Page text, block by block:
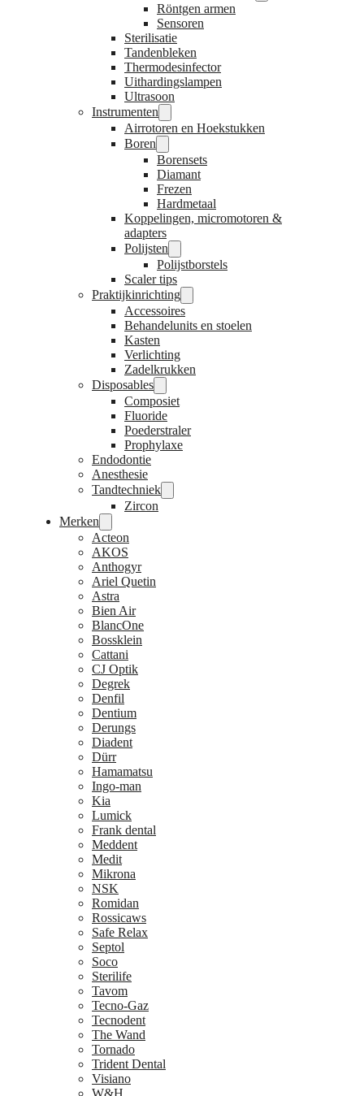
Röntgen armen
Sensoren
Sterilisatie
Tandenbleken
Thermodesinfector
Uithardingslampen
Ultrasoon
Instrumenten
Airrotoren en Hoekstukken
Boren
Borensets
Diamant
Frezen
Hardmetaal
Koppelingen, micromotoren &
adapters
Polijsten
Polijstborstels
Scaler tips
Praktijkinrichting
Accessoires
Behandelunits en stoelen
Kasten
Verlichting
Zadelkrukken
Disposables
Composiet
Fluoride
Poederstraler
Prophylaxe
Endodontie
Anesthesie
Tandtechniek
Zircon
Merken
Acteon
AKOS
Anthogyr
Ariel Quetin
Astra
Bien Air
BlancOne
Bossklein
Cattani
CJ Optik
Degrek
Denfil
Dentium
Derungs
Diadent
Dürr
Hamamatsu
Ingo-man
Kia
Lumick
Frank dental
Meddent
Medit
Mikrona
NSK
Romidan
Rossicaws
Safe Relax
Septol
Soco
Sterilife
Tavom
Tecno-Gaz
Tecnodent
The Wand
Tornado
Trident Dental
Visiano
W&H